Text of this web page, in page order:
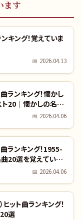
ます
キング！覚えていま
📅 2026.04.13
ランキング！懐かし
20｜懐かしの名曲
📅 2026.04.06
ランキング！1955-
20選を覚えていま
📅 2026.04.06
ット曲ランキング！
選